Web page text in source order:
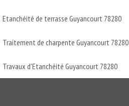
Etanchéité de terrasse Guyancourt 78280
Traitement de charpente Guyancourt 78280
Travaux d'Etanchéité Guyancourt 78280